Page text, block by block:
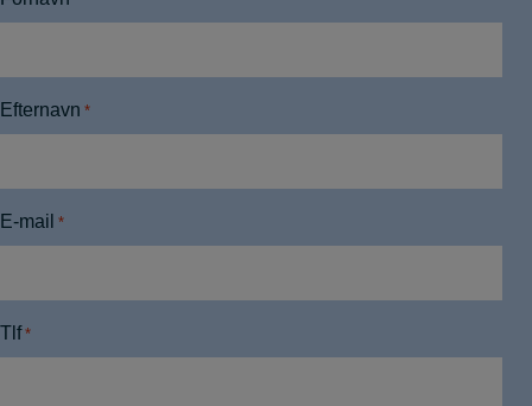
Efternavn *
E-mail *
Tlf *